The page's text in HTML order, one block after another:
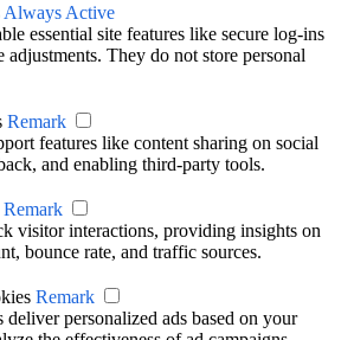
Always Active
essential site features like secure log-ins
adjustments. They do not store personal
Remark
features like content sharing on social
and enabling third-party tools.
Remark
visitor interactions, providing insights on
bounce rate, and traffic sources.
Remark
personalized ads based on your